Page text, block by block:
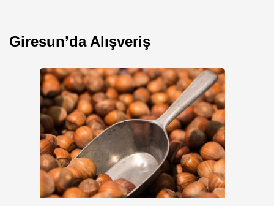
Giresun’da Alışveriş